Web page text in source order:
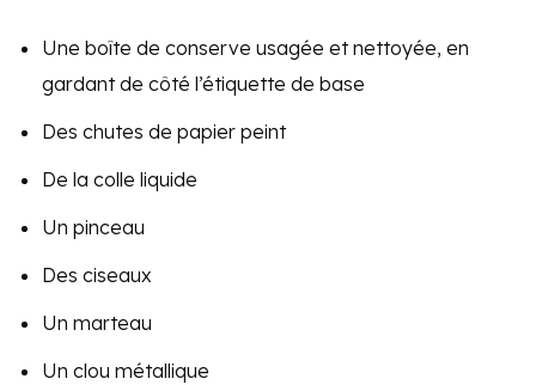
Une boîte de conserve usagée et nettoyée, en
gardant de côté l’étiquette de base
Des chutes de papier peint
De la colle liquide
Un pinceau
Des ciseaux
Un marteau
Un clou métallique